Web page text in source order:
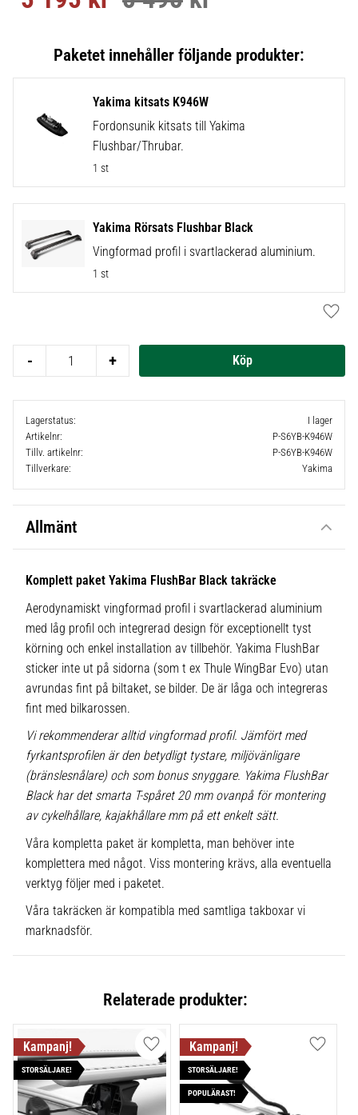
Yakima kitsats K946W
Fordonsunik kitsats till Yakima
Flushbar/Thrubar.
1 st
Yakima Rörsats Flushbar Black
Vingformad profil i svartlackerad aluminium.
1 st
+
-
Lagerstatus
I lager
Artikelnr
P-S6YB-K946W
Tillv. artikelnr
P-S6YB-K946W
Tillverkare
Yakima
Allmänt
Komplett paket Yakima FlushBar Black takräcke
Aerodynamiskt vingformad profil i svartlackerad aluminium
med låg profil och integrerad design för exceptionellt tyst
körning och enkel installation av tillbehör. Yakima FlushBar
sticker inte ut på sidorna (som t ex Thule WingBar Evo) utan
avrundas fint på biltaket, se bilder. De är låga och integreras
fint med bilkarossen.
Vi rekommenderar alltid vingformad profil. Jämfört med
fyrkantsprofilen är den betydligt tystare, miljövänligare
(bränslesnålare) och som bonus snyggare. Yakima FlushBar
Black har det smarta T-spåret 20 mm ovanpå för montering
av cykelhållare, kajakhållare mm på ett enkelt sätt.
Våra kompletta paket är kompletta, man behöver inte
komplettera med något. Viss montering krävs, alla eventuella
verktyg följer med i paketet.
Våra takräcken är kompatibla med samtliga takboxar vi
marknadsför.
Relaterade produkter:
STORSÄLJARE!
Lägg till i favoriter
STORSÄLJARE!
POPULÄRAST!
Lägg